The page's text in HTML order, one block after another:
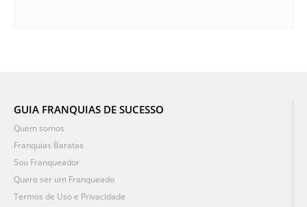
GUIA FRANQUIAS DE SUCESSO
Quem somos
Franquias Baratas
Sou Franqueador
Quero ser um Franqueado
Termos de Uso e Privacidade